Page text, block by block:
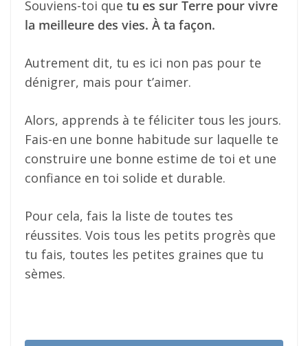
Souviens-toi que tu es sur Terre pour vivre
la meilleure des vies. À ta façon.
Autrement dit, tu es ici non pas pour te
dénigrer, mais pour t’aimer.
Alors, apprends à te féliciter tous les jours.
Fais-en une bonne habitude sur laquelle te
construire une bonne estime de toi et une
confiance en toi solide et durable.
Pour cela, fais la liste de toutes tes
réussites. Vois tous les petits progrès que
tu fais, toutes les petites graines que tu
sèmes.